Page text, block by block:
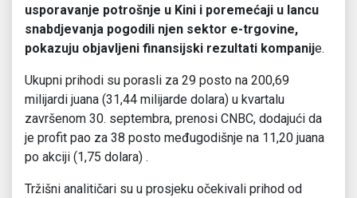
usporavanje potrošnje u Kini i poremećaji u lancu
snabdjevanja pogodili njen sektor e-trgovine,
pokazuju objavljeni finansijski rezultati kompanije.
Ukupni prihodi su porasli za 29 posto na 200,69
milijardi juana (31,44 milijarde dolara) u kvartalu
završenom 30. septembra, prenosi CNBC, dodajući da
je profit pao za 38 posto međugodišnje na 11,20 juana
po akciji (1,75 dolara) .
Tržišni analitičari su u prosjeku očekivali prihod od